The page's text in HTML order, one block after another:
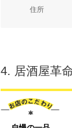
住所
4. 居酒屋革